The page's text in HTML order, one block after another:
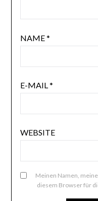
NAME*
E-MAIL*
WEBSITE
Meinen Namen,
diesem Browser für